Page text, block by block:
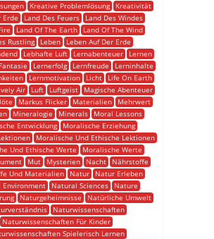
Kreative Problemlösung
Kreativität
Erde
Land Des Feuers
Land Des Windes
Land Of The Earth
Land Of The Wind
Rustling
Leben
Leben Auf Der Erde
Lebhafte Luft Lernabenteuer
Lernen
Lernerfolg Lernfreude
Lerninhalte
Lernmotivation Licht
Life On Earth
Air Luft Luftgeist
Magische Abenteuer
Markus Flicker Materialien
Mehrwert
Mineralogie Minerals
Moral Lessons
Entwicklung
Moralische Erziehung
Moralische Und Ethische Lektionen
Und Ethische Werte
Moralische Werte
Mut Mysterien Nacht
Nährstoffe
Und Materialien
Natur
Natur Erleben
Environment
Natural Sciences
Nature
Naturgeheimnisse
Natürliche Umwelt
Naturwissenschaften
Naturwissenschaften Für Kinder
Spielerisch Lernen